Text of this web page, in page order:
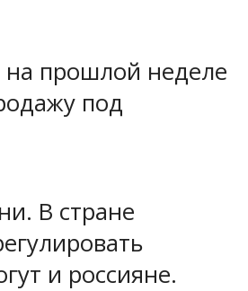
на прошлой неделе
под
В стране
и россияне.